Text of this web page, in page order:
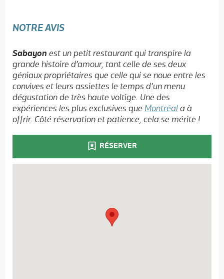
NOTRE AVIS
Sabayon est un petit restaurant qui transpire la
grande histoire d’amour, tant celle de ses deux
géniaux propriétaires que celle qui se noue entre les
convives et leurs assiettes le temps d’un menu
dégustation de très haute voltige. Une des
expériences les plus exclusives que Montréal a à
offrir. Côté réservation et patience, cela se mérite !
RÉSERVER